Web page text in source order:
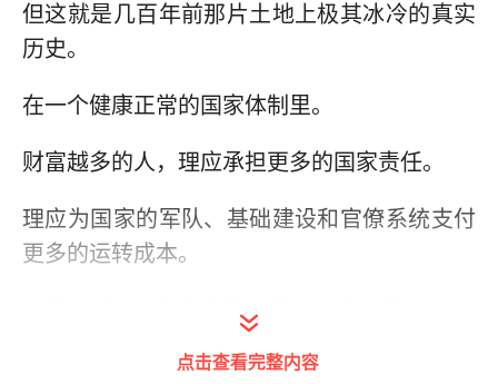
但这就是几百年前那片土地上极其冰冷的真实
历史。
在一个健康正常的国家体制里。
财富越多的人，理应承担更多的国家责任。
理应为国家的军队、基础建设和官僚系统支付
更多的运转成本。
可是大明朝的税收机器，却完全逆向运转。
它极其宽容地放过了那些脑满肠肥的既得利益
点击查看完整内容